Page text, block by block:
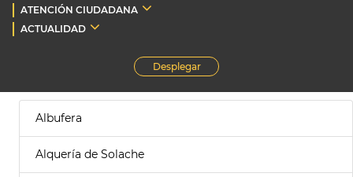
ATENCIÓN CIUDADANA
ACTUALIDAD
Desplegar
Albufera
Alquería de Solache